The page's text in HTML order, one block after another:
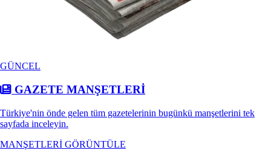
GÜNCEL
GAZETE MANŞETLERİ
Türkiye'nin önde gelen tüm gazetelerinin bugünkü manşetlerini tek
sayfada inceleyin.
MANŞETLERİ GÖRÜNTÜLE